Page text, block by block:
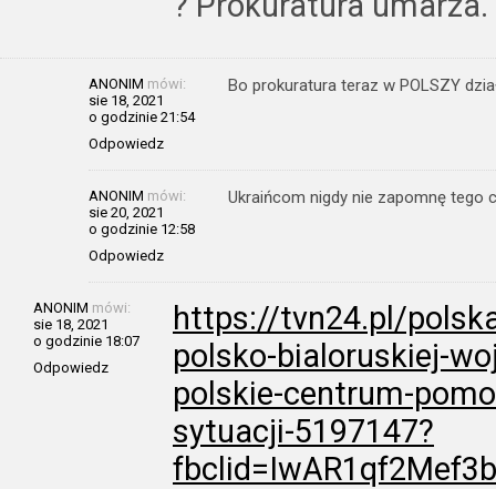
ANONIM mówi:
sie 18, 2021
o godzinie 21:54
Odpowiedz
Bo prokuratura teraz w POLSZY
ANONIM mówi:
sie 20, 2021
o godzinie 12:58
Odpowiedz
Ukraińcom nigdy nie zapomnę tego
ANONIM mówi:
sie 18, 2021
o godzinie 18:07
Odpowiedz
https://tvn24.pl/
polsko-bialoruskiej-
polskie-centrum-
sytuacji-5197147?